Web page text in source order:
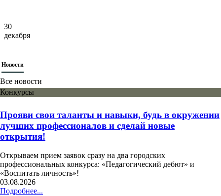
30
декабря
Новости
Все новости
Конкурсы
Прояви свои таланты и навыки, будь в окружении
лучших профессионалов и сделай новые
открытия!
Открываем прием заявок сразу на два городских
профессиональных конкурса: «Педагогический дебют» и
«Воспитать личность»!
03.08.2026
Подробнее...